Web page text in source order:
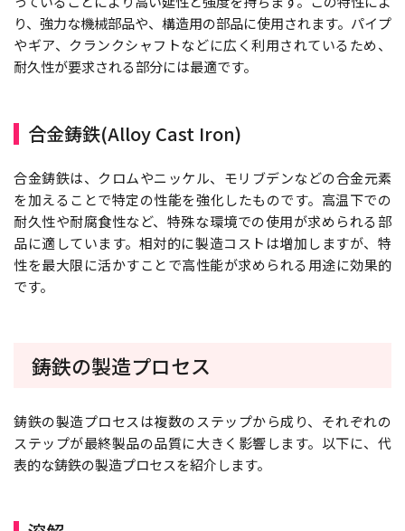
り、強力な機械部品や、構造用の部品に使用されます。パイプ
やギア、クランクシャフトなどに広く利用されているため、
耐久性が要求される部分には最適です。
合金鋳鉄(Alloy Cast Iron)
合金鋳鉄は、クロムやニッケル、モリブデンなどの合金元素
を加えることで特定の性能を強化したものです。高温下での
耐久性や耐腐食性など、特殊な環境での使用が求められる部
品に適しています。相対的に製造コストは増加しますが、特
性を最大限に活かすことで高性能が求められる用途に効果的
です。
鋳鉄の製造プロセス
鋳鉄の製造プロセスは複数のステップから成り、それぞれの
ステップが最終製品の品質に大きく影響します。以下に、代
表的な鋳鉄の製造プロセスを紹介します。